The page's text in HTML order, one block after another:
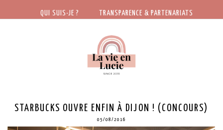
STARBUCKS OUVRE ENFIN À DIJON ! (CONCOURS)
05/08/2016
QUI SUIS-JE ? TRANSPARENCE & PARTENARIATS